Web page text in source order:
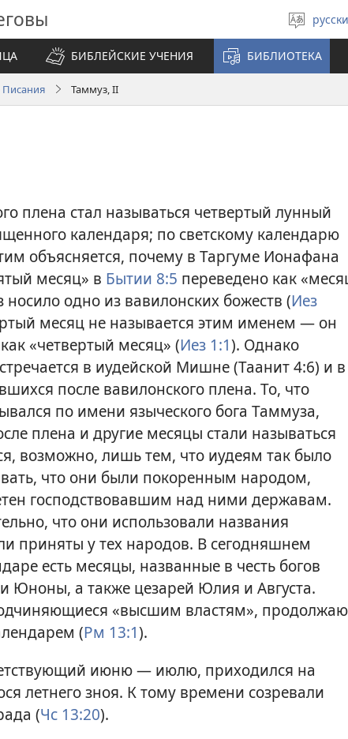
язык
БИБЛЕЙСКИЕ УЧЕНИЯ БИБЛИОТЕКА
Таммуз, II
плена стал называться четвертый лунный
календаря; по светскому календарю
объясняется, почему в Таргуме Ионафана
месяц» в Бытии 8:5 переведено как
одно из вавилонских божеств (Иез
месяц не называется этим именем — он
«четвертый месяц» (Иез 1:1). Однако
в иудейской Мишне (Таанит 4:6) и в
после вавилонского плена. То, что
по имени языческого бога Таммуза,
плена и другие месяцы стали называться
возможно, лишь тем, что иудеям так было
что они были покоренным народом,
господствовавшим над ними державам.
что они использовали названия
приняты у тех народов. В сегодняшнем
есть месяцы, названные в честь богов
Юноны, а также цезарей Юлия и Августа.
«высшим властям»,
(Рм 13:1).
июню — июлю, приходился на
летнего зноя. К тому времени созревали
(Чс 13:20).